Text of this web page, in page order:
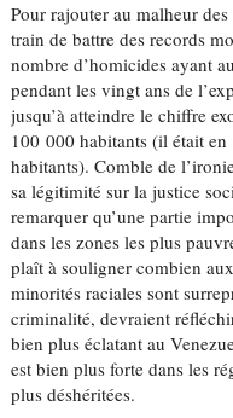
Pour rajouter au malheur
train de battre des records
nombre d’homicides ayant
pendant les vingt ans de
jusqu’à atteindre le chiffre
100 000 habitants (il était
habitants). Comble de
sa légitimité sur la justice
remarquer qu’une partie
dans les zones les plus
plaît à souligner combien
minorités raciales sont
criminalité, devraient
bien plus éclatant au
est bien plus forte dans les
plus déshéritées.